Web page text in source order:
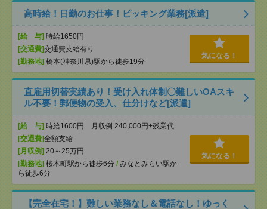
高時給！日勤のお仕事！ピッキング業務[派遣]
[給 与] 時給1650円
[交通費]交通費支給有り
[勤務地] 橋本(神奈川県)駅から徒歩19分
気になる！
直雇用切替実績あり！受け入れ体制〇難しいOAスキ
ル不要！郵便物の受入、仕分けなど[派遣]
[給 与] 時給1600円 月収例 240,000円+残業代
[交通費]全額支給
[月収例] 20～25万円
[勤務地] 桜木町駅から徒歩6分 / みなとみらい駅か
ら徒歩6分
気になる！
【完全在宅！】難しい業務なし＆電話なし！ゆっく